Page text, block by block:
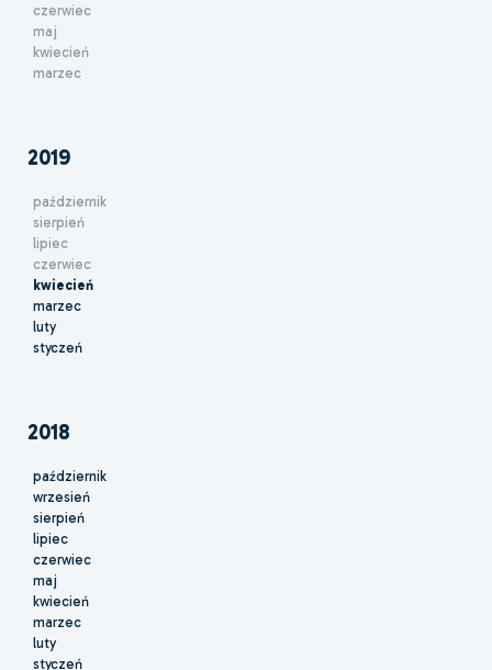
czerwiec
maj
kwiecień
marzec
2019
październik
sierpień
lipiec
czerwiec
kwiecień
marzec
luty
styczeń
2018
październik
wrzesień
sierpień
lipiec
czerwiec
maj
kwiecień
marzec
luty
styczeń